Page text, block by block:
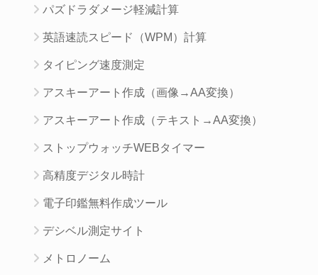
パズドラダメージ軽減計算
英語速読スピード（WPM）計算
タイピング速度測定
アスキーアート作成（画像→AA変換）
アスキーアート作成（テキスト→AA変換）
ストップウォッチWEBタイマー
高精度デジタル時計
電子印鑑無料作成ツール
デシベル測定サイト
メトロノーム